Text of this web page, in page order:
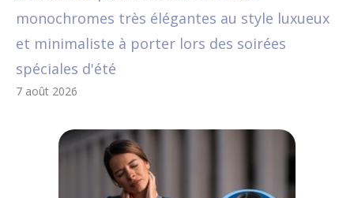
monochromes très élégantes au style luxueux
et minimaliste à porter lors des soirées
spéciales d'été
7 août 2026